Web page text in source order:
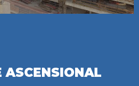
ASCENSIONAL